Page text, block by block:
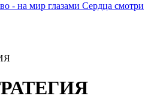
- на мир глазами Сердца смотри